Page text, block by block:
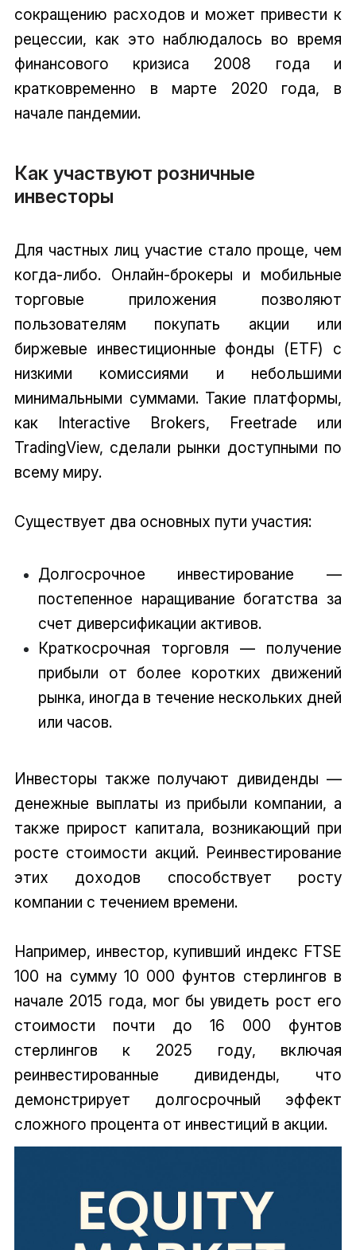
сокращению расходов и может привести к
рецессии, как это наблюдалось во время
финансового кризиса 2008 года и
кратковременно в марте 2020 года, в
начале пандемии.
Как участвуют розничные
инвесторы
Для частных лиц участие стало проще, чем
когда-либо. Онлайн-брокеры и мобильные
торговые приложения позволяют
пользователям покупать акции или
биржевые инвестиционные фонды (ETF) с
низкими комиссиями и небольшими
минимальными суммами. Такие платформы,
как Interactive Brokers, Freetrade или
TradingView, сделали рынки доступными по
всему миру.
Существует два основных пути участия:
Долгосрочное инвестирование —
постепенное наращивание богатства за
счет диверсификации активов.
Краткосрочная торговля — получение
прибыли от более коротких движений
рынка, иногда в течение нескольких дней
или часов.
Инвесторы также получают дивиденды —
денежные выплаты из прибыли компании, а
также прирост капитала, возникающий при
росте стоимости акций. Реинвестирование
этих доходов способствует росту
компании с течением времени.
Например, инвестор, купивший индекс FTSE
100 на сумму 10 000 фунтов стерлингов в
начале 2015 года, мог бы увидеть рост его
стоимости почти до 16 000 фунтов
стерлингов к 2025 году, включая
реинвестированные дивиденды, что
демонстрирует долгосрочный эффект
сложного процента от инвестиций в акции.